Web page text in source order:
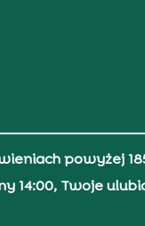
powyżej
14:00, Twoje